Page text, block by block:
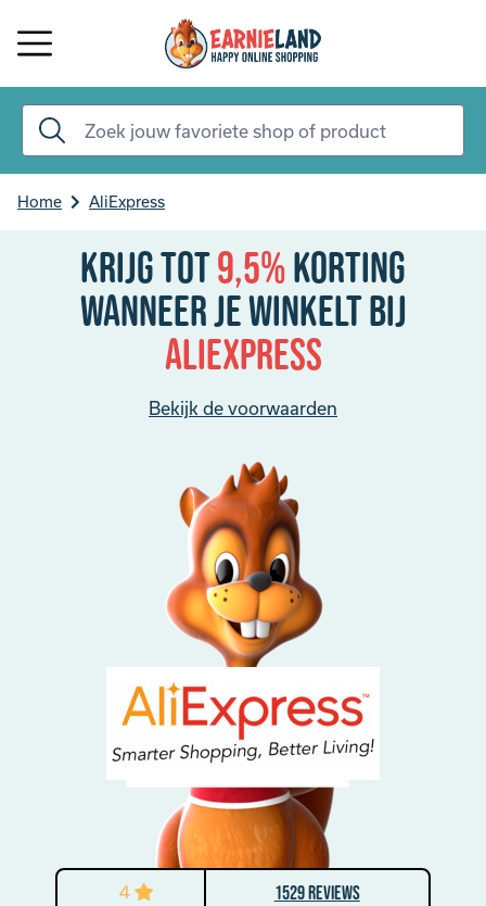
Home AliExpress
Krijg tot9,5%korting
Wanneer je winkelt bij
AliExpress
Bekijk de voorwaarden
4 1529 Reviews